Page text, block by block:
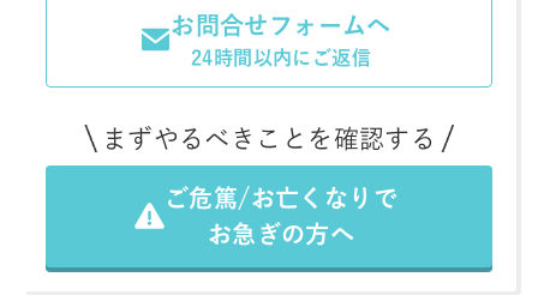
お問合せフォームへ
24時間以内にご返信
まずやるべきことを確認する
ご危篤/お亡くなりで
お急ぎの方へ